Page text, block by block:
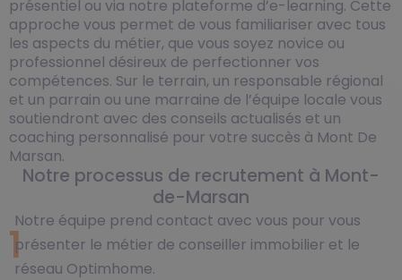
présentiel ou via notre plateforme d’e-learning. Cette
approche vous permet de vous familiariser avec tous
les aspects du métier, que vous soyez novice ou
professionnel désireux de perfectionner vos
compétences. Sur le terrain, un responsable régional
et un parrain ou une marraine de l’équipe locale vous
soutiendront avec des conseils actualisés et un
coaching personnalisé pour votre succès à Mont De
Marsan.
Notre processus de recrutement à Mont-
de-Marsan
1Notre équipe prend contact avec vous pour vous
présenter le métier de conseiller immobilier et le
réseau Optimhome.